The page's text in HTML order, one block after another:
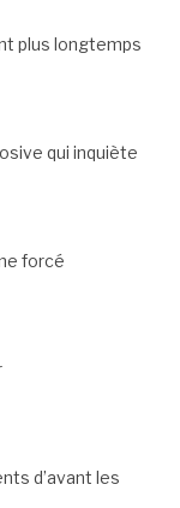
plus longtemps
qui inquiète
forcé
d’avant les